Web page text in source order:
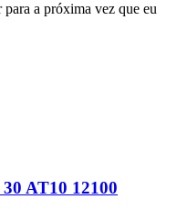
para a próxima vez que eu
AT10 12100